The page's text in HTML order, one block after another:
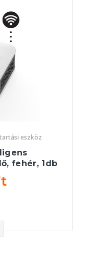
eszköz
fehér, 1db